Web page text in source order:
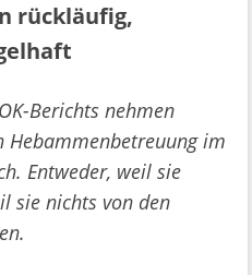
rückläufig,
Berichts nehmen
Hebammenbetreuung im
Entweder, weil sie
sie nichts von den